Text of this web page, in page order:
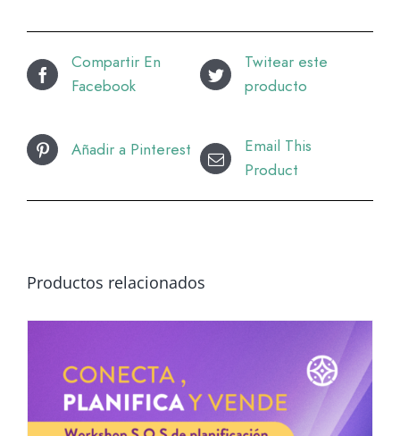
Compartir En
Facebook
Twitear este
producto
Añadir a Pinterest
Email This
Product
Productos relacionados